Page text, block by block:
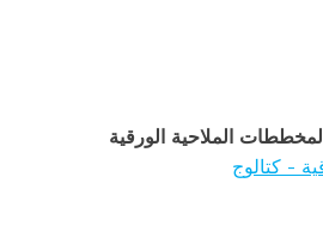
الملاحية الورقية
- كتالوج